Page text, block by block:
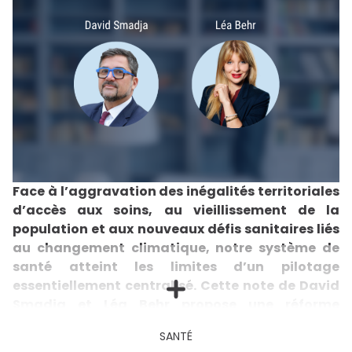
Face à l’aggravation des inégalités territoriales
d’accès aux soins, au vieillissement de la
population et aux nouveaux défis sanitaires liés
au changement climatique, notre système de
santé atteint les limites d’un pilotage
essentiellement centralisé. Cette note de David
Smadja et Léa Behr propose une réforme
sanitaire : rattacher les Agences régionales de
SANTÉ